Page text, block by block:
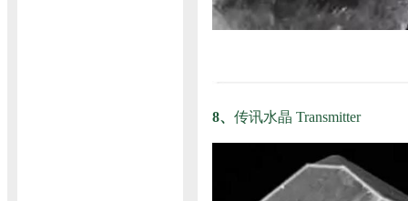
8、 传讯水晶 Transmitter